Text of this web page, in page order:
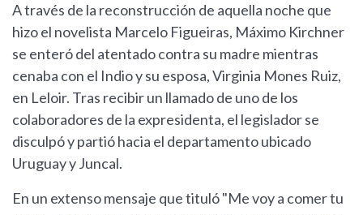
A través de la reconstrucción de aquella noche que
hizo el novelista Marcelo Figueiras, Máximo Kirchner
se enteró del atentado contra su madre mientras
cenaba con el Indio y su esposa, Virginia Mones Ruiz,
en Leloir. Tras recibir un llamado de uno de los
colaboradores de la expresidenta, el legislador se
disculpó y partió hacia el departamento ubicado
Uruguay y Juncal.
En un extenso mensaje que tituló "Me voy a comer tu